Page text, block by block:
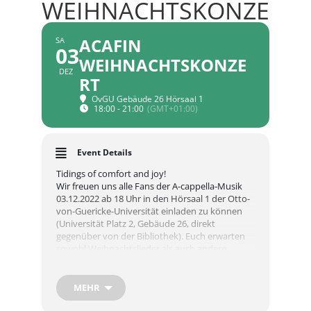
WEIHNACHTSKONZERT
SA
03
DEZ
ACAFIN
WEIHNACHTSKONZE
RT
OvGU Gebäude 26 Hörsaal 1
18:00 - 21:00 (GMT+01:00)
Event Details
Tidings of comfort and joy!
Wir freuen uns alle Fans der A-cappella-Musik
03.12.2022 ab 18 Uhr in den Hörsaal 1 der Otto-
von-Guericke-Universität einladen zu können
(Universität Platz 2, Gebäude 26, direkt
gegenüber von der Bibliothek). Euch erwarten
Eintritt ist kostenlos, wir freuen uns jedoch über
Spenden. Das Konzert findet unter Beachtung
der zum Konzertzeitpunkt geltenden
MEHR